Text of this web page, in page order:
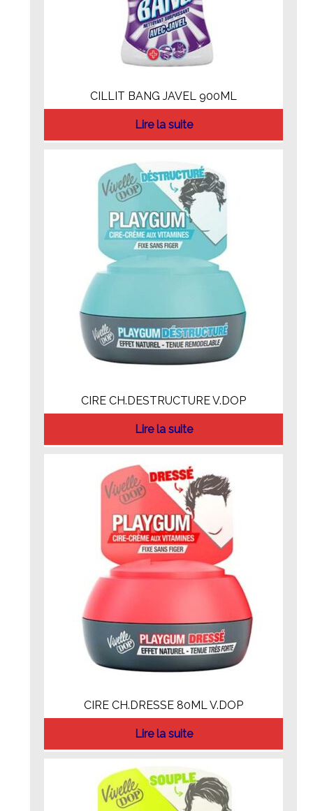
CILLIT BANG JAVEL 900ML
Lire la suite
CIRE CH.DESTRUCTURE V.DOP
Lire la suite
CIRE CH.DRESSE 80ML V.DOP
Lire la suite